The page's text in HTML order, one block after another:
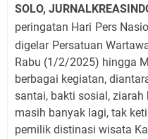
SOLO,
peringatan Hari Pers
digelar Persatuan
Rabu (1/2/2025) hingga
berbagai kegiatan,
santai, bakti sosial, ziarah
masih banyak lagi, tak
pemilik distinasi wisata